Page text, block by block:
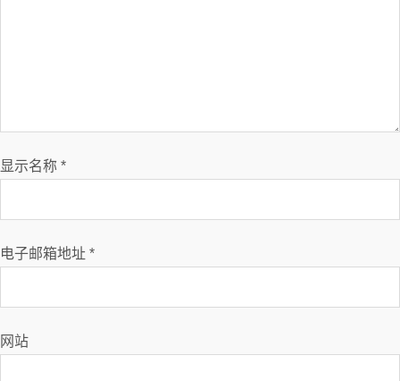
显示名称 *
电子邮箱地址 *
网站